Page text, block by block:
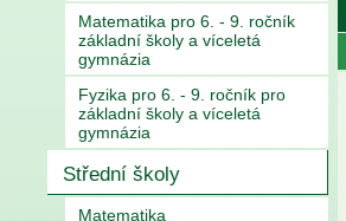
Matematika pro 6. - 9. ročník
základní školy a víceletá
gymnázia
Fyzika pro 6. - 9. ročník pro
základní školy a víceletá
gymnázia
Střední školy
Matematika